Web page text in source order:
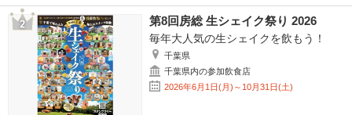
第8回房総 生シェイク祭り 2026
毎年大人気の生シェイクを飲もう！
千葉県
千葉県内の参加飲食店
2026年6月1日(月)～10月31日(土)